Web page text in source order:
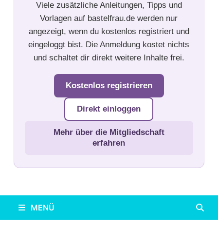
Viele zusätzliche Anleitungen, Tipps und
Vorlagen auf bastelfrau.de werden nur
angezeigt, wenn du kostenlos registriert und
eingeloggt bist. Die Anmeldung kostet nichts
und schaltet dir direkt weitere Inhalte frei.
Kostenlos registrieren
Direkt einloggen
Mehr über die Mitgliedschaft
erfahren
MENÜ